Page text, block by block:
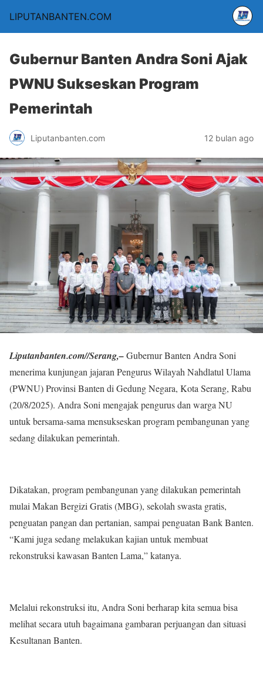
LIPUTANBANTEN.COM
Gubernur Banten Andra Soni Ajak
PWNU Sukseskan Program
Pemerintah
Liputanbanten.com 12 bulan ago
Liputanbanten.com//Serang,–Gubernur Banten Andra Soni
menerima kunjungan jajaran Pengurus Wilayah Nahdlatul Ulama
(PWNU) Provinsi Banten di Gedung Negara, Kota Serang, Rabu
(20/8/2025). Andra Soni mengajak pengurus dan warga NU
untuk bersama-sama mensukseskan program pembangunan yang
sedang dilakukan pemerintah.
Dikatakan, program pembangunan yang dilakukan pemerintah
mulai Makan Bergizi Gratis (MBG), sekolah swasta gratis,
penguatan pangan dan pertanian, sampai penguatan Bank Banten.
“Kami juga sedang melakukan kajian untuk membuat
rekonstruksi kawasan Banten Lama,” katanya.
Melalui rekonstruksi itu, Andra Soni berharap kita semua bisa
melihat secara utuh bagaimana gambaran perjuangan dan situasi
Kesultanan Banten.